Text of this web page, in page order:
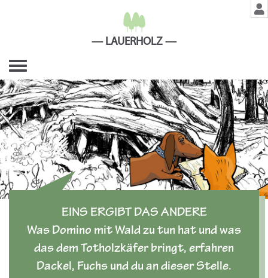
LAUERHOLZ
Toggle
navigation
EINS ERGIBT DAS ANDERE
Was Domino mit Wald zu tun hat und was
das dem Totholzkäfer bringt, erfahren
Dackel, Fuchs und du an dieser Stelle.